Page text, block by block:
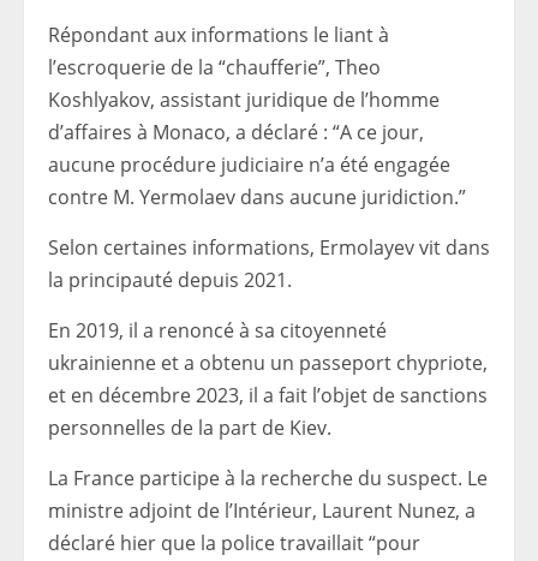
Répondant aux informations le liant à
l’escroquerie de la “chaufferie”, Theo
Koshlyakov, assistant juridique de l’homme
d’affaires à Monaco, a déclaré : “A ce jour,
aucune procédure judiciaire n’a été engagée
contre M. Yermolaev dans aucune juridiction.”
Selon certaines informations, Ermolayev vit dans
la principauté depuis 2021.
En 2019, il a renoncé à sa citoyenneté
ukrainienne et a obtenu un passeport chypriote,
et en décembre 2023, il a fait l’objet de sanctions
personnelles de la part de Kiev.
La France participe à la recherche du suspect. Le
ministre adjoint de l’Intérieur, Laurent Nunez, a
déclaré hier que la police travaillait “pour